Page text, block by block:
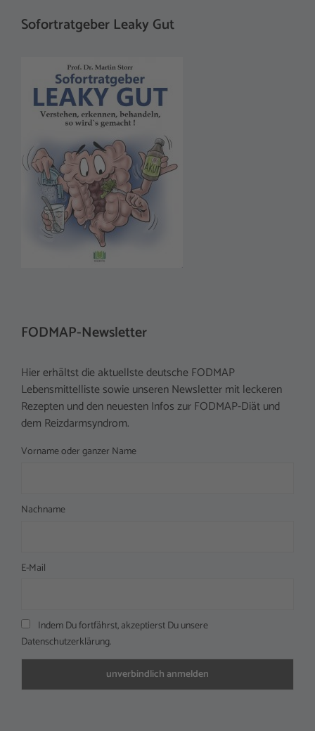
Sofortratgeber Leaky Gut
FODMAP-Newsletter
Hier erhältst die aktuellste deutsche FODMAP
Lebensmittelliste sowie unseren Newsletter mit leckeren
Rezepten und den neuesten Infos zur FODMAP-Diät und
dem Reizdarmsyndrom.
Vorname oder ganzer Name
Nachname
E-Mail
Indem Du fortfährst, akzeptierst Du unsere
Datenschutzerklärung.